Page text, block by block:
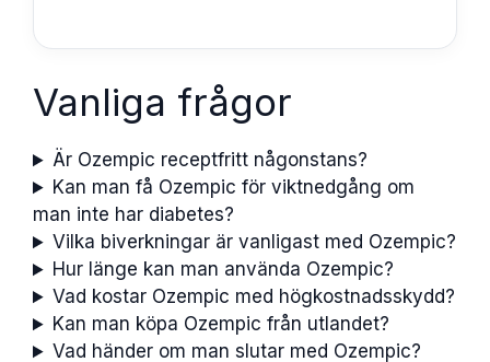
Vanliga frågor
Är Ozempic receptfritt någonstans?
Kan man få Ozempic för viktnedgång om
man inte har diabetes?
Vilka biverkningar är vanligast med Ozempic?
Hur länge kan man använda Ozempic?
Vad kostar Ozempic med högkostnadsskydd?
Kan man köpa Ozempic från utlandet?
Vad händer om man slutar med Ozempic?